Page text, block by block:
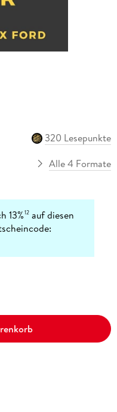
320 Lesepunkte
Alle 4 Formate
13%12 auf diesen